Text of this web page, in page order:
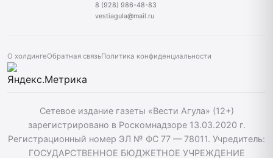
8 (928) 986-48-83
vestiagula@mail.ru
О холдингеОбратная связьПолитика конфиденциальности
Сетевое издание газеты «Вести Агула» (12+)
зарегистрировано в Роскомнадзоре 13.03.2020 г.
Регистрационный номер ЭЛ № ФС 77 — 78011. Учредитель:
ГОСУДАРСТВЕННОЕ БЮДЖЕТНОЕ УЧРЕЖДЕНИЕ